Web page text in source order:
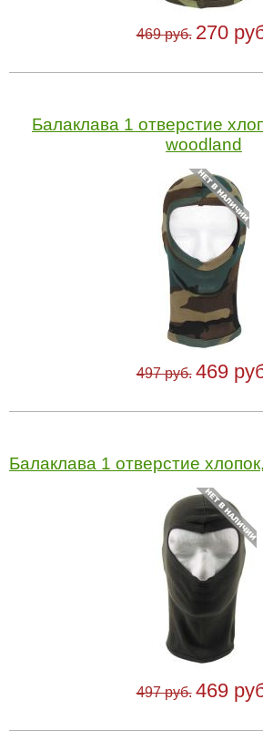
469 руб. 270
Балаклава 1 отверстие
woodland
497 руб. 469
Балаклава 1 отверстие
497 руб. 469